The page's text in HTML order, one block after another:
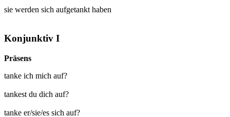
sie werden sich aufgetankt haben
Konjunktiv I
Präsens
tanke ich mich auf?
tankest du dich auf?
tanke er/sie/es sich auf?